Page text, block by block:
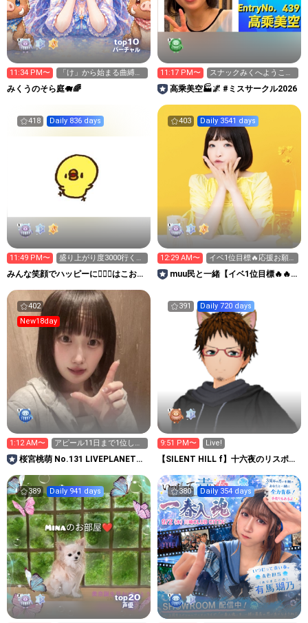
top10
バーチャル
11:34 PM〜
「け」から始まる曲縛り
🎶
みくうのそら庭🐗🌈
11:17 PM〜
スナックみくへようこ
そ。赤松組二次会中
高乘美空🏭🌌 #ミスサークル2026
418 Daily 836 days
11:49 PM〜
盛り上がり度3000行くか
力尽きるまで٩(>ω<*
みんな笑顔でハッピーに🐕‍🦺😇はこお
403 Daily 3541 days
12:29 AM〜
イベ1位目標🔥応援お願
いします🩷️
muu民と一緒【イベ1位目標🔥🔥
402
New18day
1:12 AM〜
アピール11日まで1位し
か！フォロー100人‼️
桜宮桃萌 No.131 LIVEPLANET新
391 Daily 720 days
9:51 PM〜 Live!
【SILENT HILL f】十六夜のリスポー
389 Daily 941 days
top20
声優
380 Daily 354 days